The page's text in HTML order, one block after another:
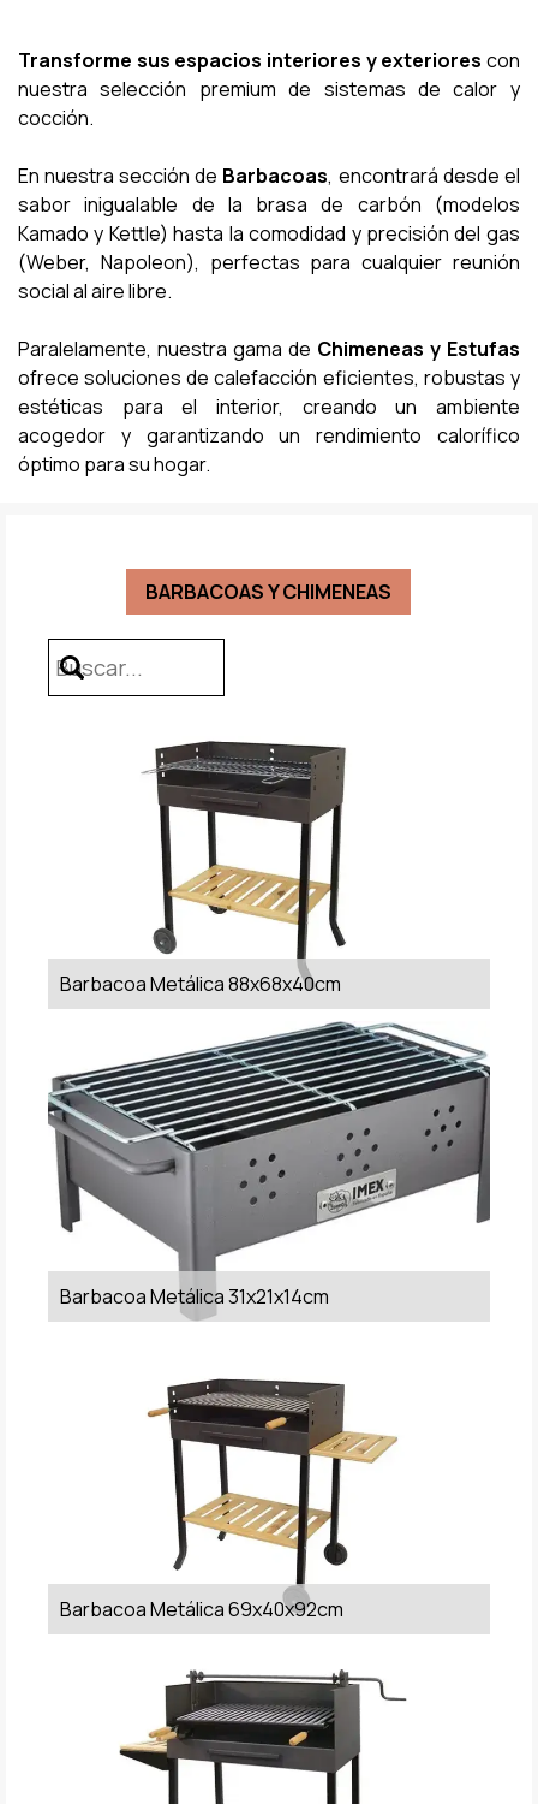
Transforme sus espacios interiores y exteriores con
nuestra selección premium de sistemas de calor y
cocción.
En nuestra sección de Barbacoas, encontrará desde el
sabor inigualable de la brasa de carbón (modelos
Kamado y Kettle) hasta la comodidad y precisión del gas
(Weber, Napoleon), perfectas para cualquier reunión
social al aire libre.
Paralelamente, nuestra gama de Chimeneas y Estufas
ofrece soluciones de calefacción eficientes, robustas y
estéticas para el interior, creando un ambiente
acogedor y garantizando un rendimiento calorífico
óptimo para su hogar.
BARBACOAS Y CHIMENEAS
Barbacoa Metálica 88x68x40cm
Barbacoa Metálica 31x21x14cm
Barbacoa Metálica 69x40x92cm